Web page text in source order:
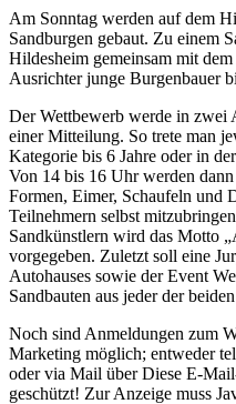
Am Sonntag werden auf dem
Sandburgen gebaut. Zu einem
Hildesheim gemeinsam mit
Ausrichter junge Burgenbauer
Der Wettbewerb werde in zwei
einer Mitteilung. So trete man
Kategorie bis 6 Jahre oder in
Von 14 bis 16 Uhr werden
Formen, Eimer, Schaufeln und
Teilnehmern selbst
Sandkünstlern wird das Motto
vorgegeben. Zuletzt soll eine
Autohauses sowie der Event
Sandbauten aus jeder der
Noch sind Anmeldungen zum
Marketing möglich; entweder
oder via Mail überDiese E-
geschützt! Zur Anzeige muss